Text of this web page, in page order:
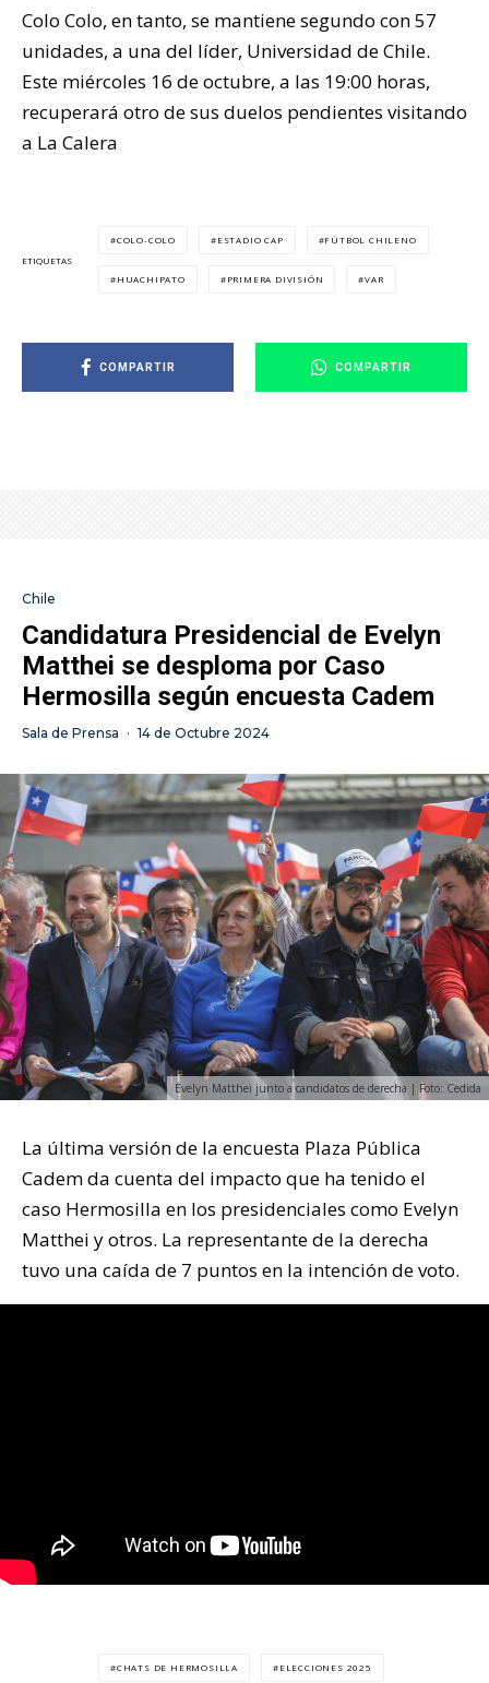
Colo Colo, en tanto, se mantiene segundo con 57
unidades, a una del líder, Universidad de Chile.
Este miércoles 16 de octubre, a las 19:00 horas,
recuperará otro de sus duelos pendientes visitando
a La Calera
ETIQUETAS
COLO-COLO ESTADIO CAP FÚTBOL CHILENO
HUACHIPATO PRIMERA DIVISIÓN VAR
COMPARTIR COMPARTIR
Chile
Candidatura Presidencial de Evelyn
Matthei se desploma por Caso
Hermosilla según encuesta Cadem
Sala de Prensa · 14 de Octubre 2024
Evelyn Matthei junto a candidatos de derecha | Foto: Cedida
La última versión de la encuesta Plaza Pública
Cadem da cuenta del impacto que ha tenido el
caso Hermosilla en los presidenciales como Evelyn
Matthei y otros. La representante de la derecha
tuvo una caída de 7 puntos en la intención de voto.
CHATS DE HERMOSILLA ELECCIONES 2025